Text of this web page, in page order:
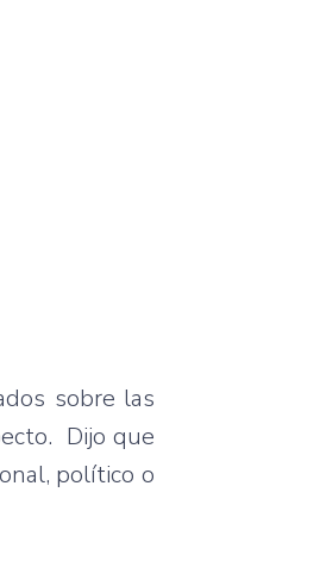
sobre las
Dijo que
político o